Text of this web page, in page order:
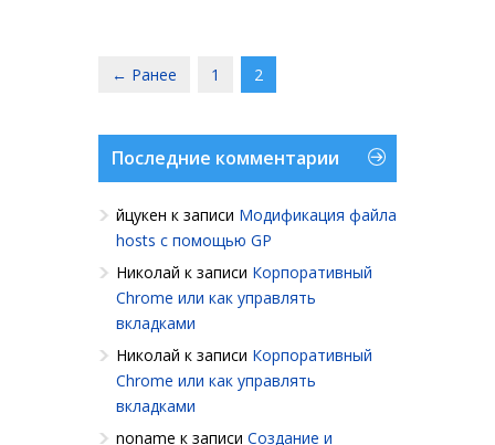
← Ранее 1 2
Последние комментарии
йцукен к записи Модификация файла
hosts с помощью GP
Николай к записи Корпоративный
Chrome или как управлять
вкладками
Николай к записи Корпоративный
Chrome или как управлять
вкладками
noname к записи Создание и